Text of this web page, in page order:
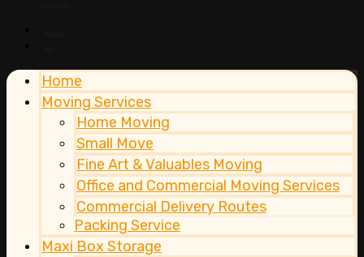
Home
Moving Services
Home Moving
Small Move
Fine Art & Valuables Moving
Office and Commercial Moving Services
Commercial Delivery Routes
Packing Service
Maxi Box Storage